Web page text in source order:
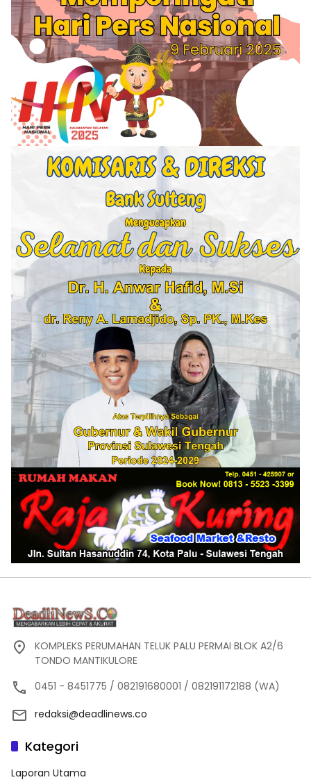
KOMPLEKS PERUMAHAN TELUK PALU PERMAI BLOK A2/6
TONDO MANTIKULORE
0451 - 8451775 / 082191680001 / 082191172188 (WA)
redaksi@deadlinews.co
Kategori
Laporan Utama